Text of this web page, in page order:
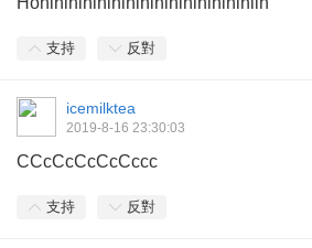
支持 反對
icemilktea
2019-8-16 23:30:03
CCcCcCcCcCccc
支持 反對